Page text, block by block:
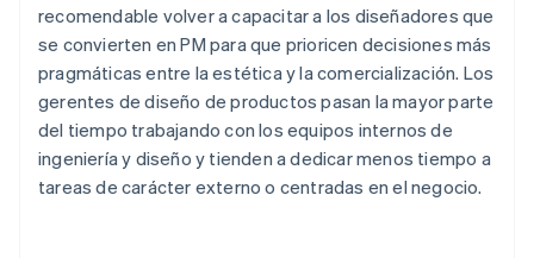
recomendable volver a capacitar a los diseñadores que
se convierten en PM para que prioricen decisiones más
pragmáticas entre la estética y la comercialización. Los
gerentes de diseño de productos pasan la mayor parte
del tiempo trabajando con los equipos internos de
ingeniería y diseño y tienden a dedicar menos tiempo a
tareas de carácter externo o centradas en el negocio.